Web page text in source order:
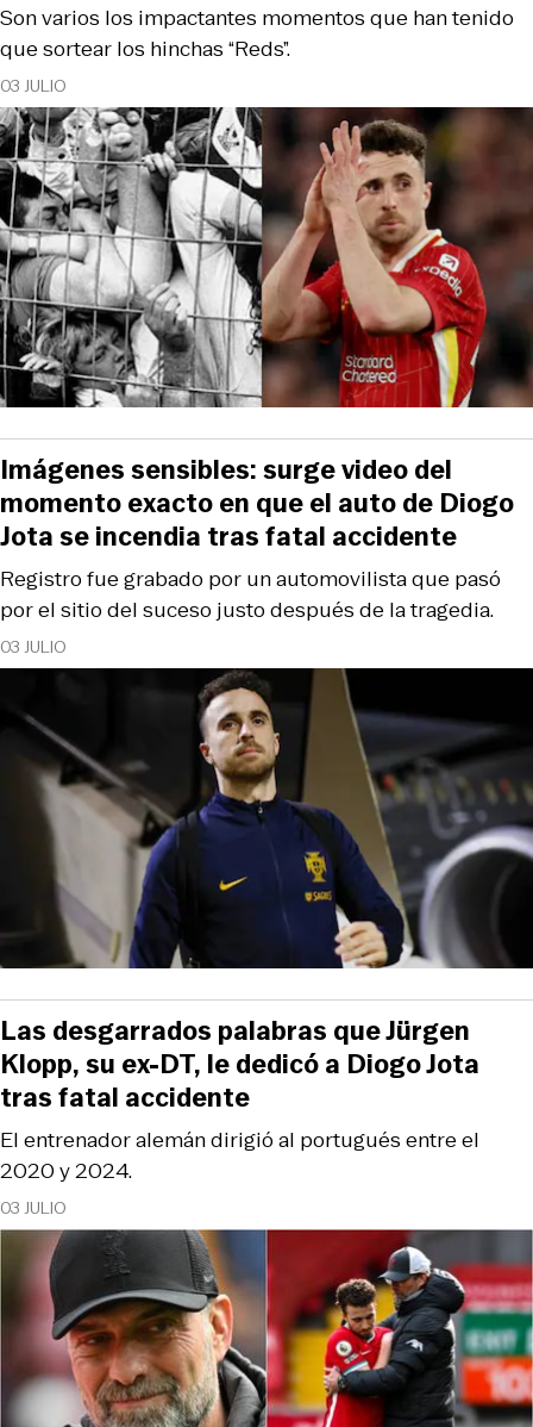
03 JULIO
Son varios los impactantes momentos que han tenido
que sortear los hinchas “Reds”.
03 JULIO
Registro fue grabado por un automovilista que pasó
por el sitio del suceso justo después de la tragedia.
Imágenes sensibles: surge video del
momento exacto en que el auto de Diogo
Jota se incendia tras fatal accidente
03 JULIO
El entrenador alemán dirigió al portugués entre el
2020 y 2024.
Las desgarrados palabras que Jürgen
Klopp, su ex-DT, le dedicó a Diogo Jota
tras fatal accidente